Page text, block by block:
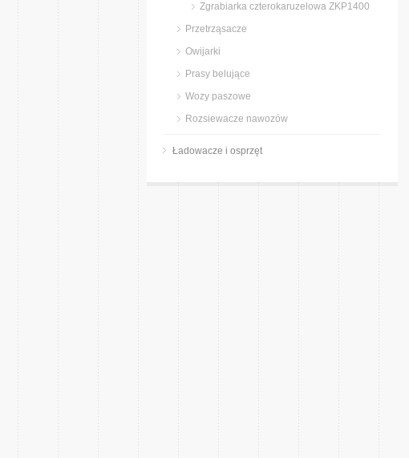
Zgrabiarka czterokaruzelowa ZKP1400
Przetrząsacze
Owijarki
Prasy belujące
Wozy paszowe
Rozsiewacze nawozów
Ładowacze i osprzęt